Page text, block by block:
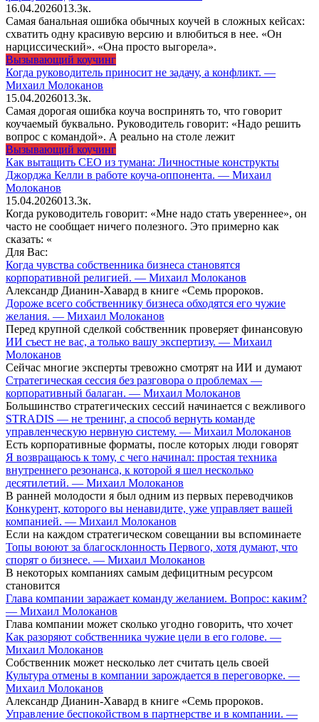
16.04.2026013.3к.
Самая банальная ошибка обычных коучей в сложных кейсах:
схватить одну красивую версию и влюбиться в нее. «Он
нарциссический». «Она просто выгорела».
Вызывающий коучинг
Когда руководитель приносит не задачу, а конфликт. —
Михаил Молоканов
15.04.2026013.3к.
Самая дорогая ошибка коуча воспринять то, что говорит
коучаемый буквально. Руководитель говорит: «Надо решить
вопрос с командой». А реально на столе лежит
Вызывающий коучинг
Как вытащить CEO из тумана: Личностные конструкты
Джорджа Келли в работе коуча-оппонента. — Михаил
Молоканов
15.04.2026013.3к.
Когда руководитель говорит: «Мне надо стать увереннее», он
часто не сообщает ничего полезного. Это примерно как
сказать: «
Для Вас:
Когда чувства собственника бизнеса становятся
корпоративной религией. — Михаил Молоканов
Александр Дианин-Хавард в книге «Семь пророков.
Дороже всего собственнику бизнеса обходятся его чужие
желания. — Михаил Молоканов
Перед крупной сделкой собственник проверяет финансовую
ИИ съест не вас, а только вашу экспертизу. — Михаил
Молоканов
Сейчас многие эксперты тревожно смотрят на ИИ и думают
Стратегическая сессия без разговора о проблемах —
корпоративный балаган. — Михаил Молоканов
Большинство стратегических сессий начинается с вежливого
STRADIS — не тренинг, а способ вернуть команде
управленческую нервную систему. — Михаил Молоканов
Есть корпоративные форматы, после которых люди говорят
Я возвращаюсь к тому, с чего начинал: простая техника
внутреннего резонанса, к которой я шел несколько
десятилетий. — Михаил Молоканов
В ранней молодости я был одним из первых переводчиков
Конкурент, которого вы ненавидите, уже управляет вашей
компанией. — Михаил Молоканов
Если на каждом стратегическом совещании вы вспоминаете
Топы воюют за благосклонность Первого, хотя думают, что
спорят о бизнесе. — Михаил Молоканов
В некоторых компаниях самым дефицитным ресурсом
становится
Глава компании заражает команду желанием. Вопрос: каким?
— Михаил Молоканов
Глава компании может сколько угодно говорить, что хочет
Как разоряют собственника чужие цели в его голове. —
Михаил Молоканов
Собственник может несколько лет считать цель своей
Культура отмены в компании зарождается в переговорке. —
Михаил Молоканов
Александр Дианин-Хавард в книге «Семь пророков.
Управление беспокойством в партнерстве и в компании. —